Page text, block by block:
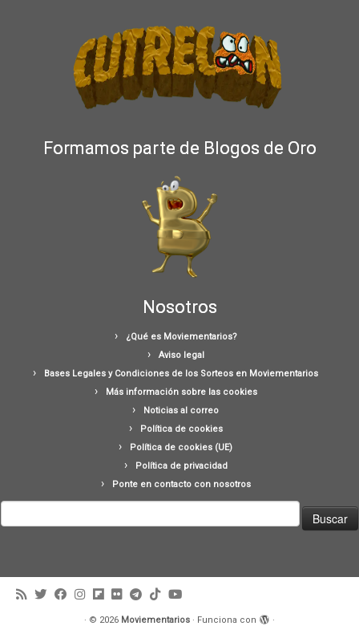
Formamos parte de Blogos de Oro
Nosotros
¿Qué es Moviementarios?
Aviso legal
Bases Legales y Condiciones de los Sorteos en Moviementarios
Más información sobre las cookies
Noticias al correo
Política de cookies
Política de cookies (UE)
Política de privacidad
Ponte en contacto con nosotros
· © 2026 Moviementarios · Funciona con
·